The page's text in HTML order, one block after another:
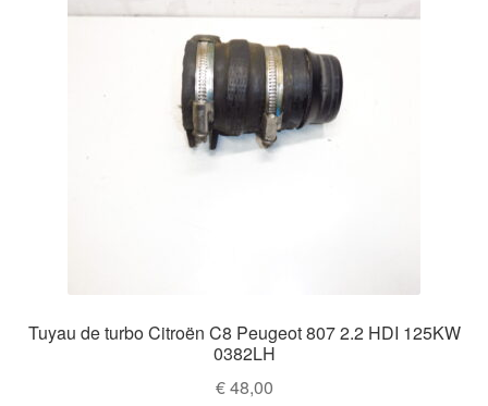
Tuyau de turbo Citroën C8 Peugeot 807 2.2 HDI 125KW
0382LH
€48,00